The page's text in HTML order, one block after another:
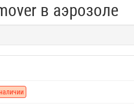
в аэрозоле